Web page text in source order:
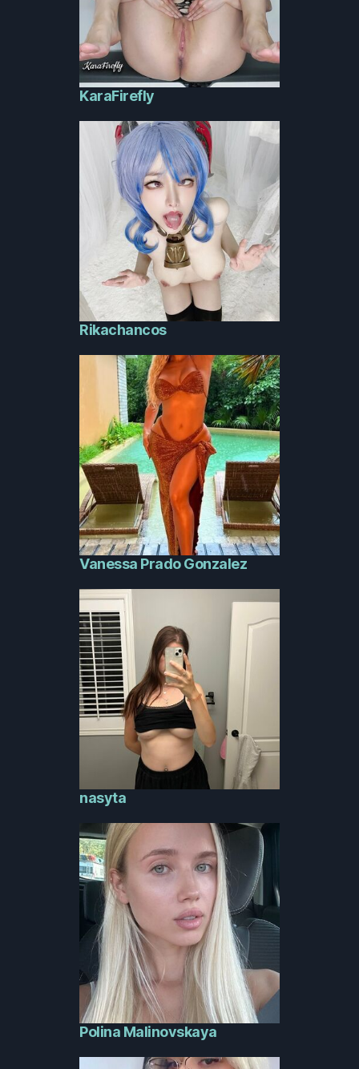
KaraFirefly
Rikachancos
Vanessa Prado Gonzalez
nasyta
Polina Malinovskaya